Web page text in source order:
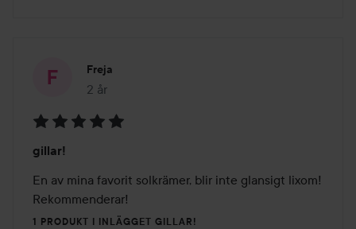
Freja
2 år
Inlägget skapades 2 år
5
av
5
gillar!
En av mina favorit solkrämer, blir inte glansigt lixom!
Rekommenderar!
1 PRODUKT I INLÄGGET GILLAR!